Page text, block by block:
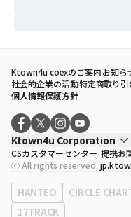
Ktown4u coexのご案内お知ら
社会的企業の活動特定商取り
個人情報保護方針
Ktown4u Corporation
代表取締役
ソン・ヒョミン
事業者登録番号120-87-71116
eContext
0120-23-7523
事務所住所
ソウル特別市江
CSカスタマーセンター 提携お
ⓒ All rights reserved.
HANTEO CIRCLE
17TRACK